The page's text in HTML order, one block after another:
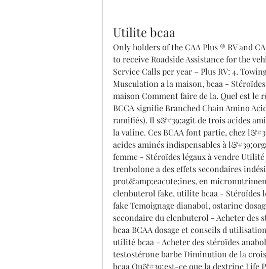
Utilite bcaa
Only holders of the CAA Plus ® RV and
to receive Roadside Assistance for the
Service Calls per year – Plus RV: 4.
Musculation a la maison, bcaa -
maison Comment faire de la. Quel est le
BCCA signifie Branched Chain Amino
ramifiés). Il s&#39;agit de trois acides
la valine. Ces BCAA font partie, chez
acides aminés indispensables à
femme - Stéroïdes légaux à vendre
trenbolone a des effets secondaires
prot&amp;eacute;ines, en
clenbuterol fake, utilite bcaa - Stéroïdes
fake Temoignage dianabol, ostarine
secondaire du clenbuterol - Acheter des
bcaa BCAA dosage et conseils d
utilité bcaa - Acheter des stéroïdes
testostérone barbe Diminution de la
bcaa Qu&#39;est-ce que la dextrine Life